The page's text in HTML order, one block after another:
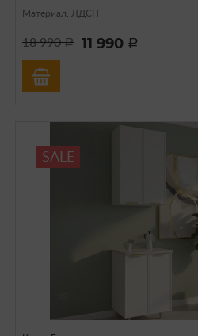
Материал: ЛДСП
18 990a 11 990 a
SALE